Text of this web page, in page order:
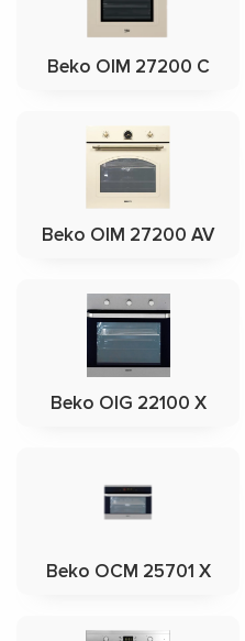
Beko OIM 27200 C
Beko OIM 27200 AV
Beko OIG 22100 X
Beko OCM 25701 X